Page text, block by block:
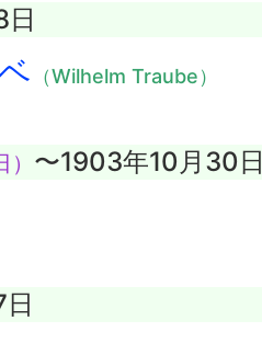
（Wilhelm Traube）
〜1903年10月30日